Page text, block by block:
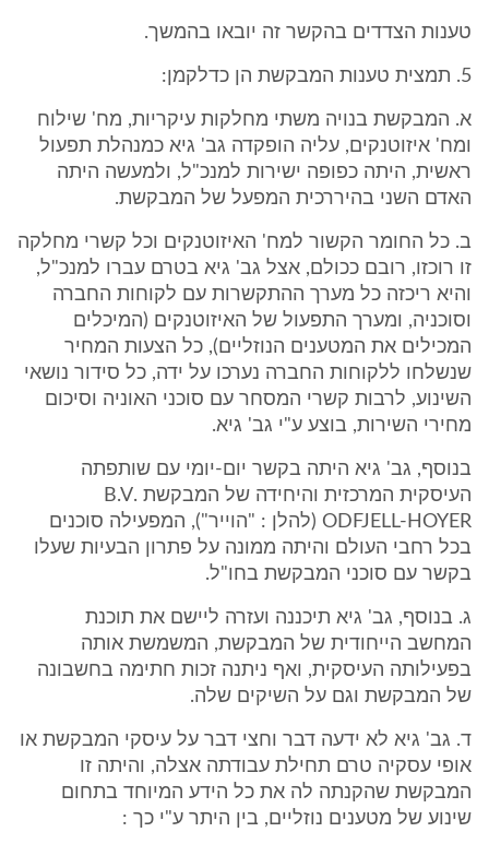
טענות הצדדים בהקשר זה יובאו בהמשך.
5. תמצית טענות המבקשת הן כדלקמן:
א. המבקשת בנויה משתי מחלקות עיקריות, מח' שילוח
ומח' איזוטנקים, עליה הופקדה גב' גיא כמנהלת תפעול
ראשית, היתה כפופה ישירות למנכ"ל, ולמעשה היתה
האדם השני בהיררכית המפעל של המבקשת.
ב. כל החומר הקשור למח' האיזוטנקים וכל קשרי מחלקה
זו רוכזו, רובם ככולם, אצל גב' גיא בטרם עברו למנכ"ל,
והיא ריכזה כל מערך ההתקשרות עם לקוחות החברה
וסוכניה, ומערך התפעול של האיזוטנקים (המיכלים
המכילים את המטענים הנוזליים), כל הצעות המחיר
שנשלחו ללקוחות החברה נערכו על ידה, כל סידור נושאי
השינוע, לרבות קשרי המסחר עם סוכני האוניה וסיכום
מחירי השירות, בוצע ע"י גב' גיא.
בנוסף, גב' גיא היתה בקשר יום-יומי עם שותפתה
העיסקית המרכזית והיחידה של המבקשת .B.V
ODFJELL-HOYER (להלן : "הוייר"), המפעילה סוכנים
בכל רחבי העולם והיתה ממונה על פתרון הבעיות שעלו
בקשר עם סוכני המבקשת בחו"ל.
ג. בנוסף, גב' גיא תיכננה ועזרה ליישם את תוכנת
המחשב הייחודית של המבקשת, המשמשת אותה
בפעילותה העיסקית, ואף ניתנה זכות חתימה בחשבונה
של המבקשת וגם על השיקים שלה.
ד. גב' גיא לא ידעה דבר וחצי דבר על עיסקי המבקשת או
אופי עסקיה טרם תחילת עבודתה אצלה, והיתה זו
המבקשת שהקנתה לה את כל הידע המיוחד בתחום
שינוע של מטענים נוזליים, בין היתר ע"י כך :